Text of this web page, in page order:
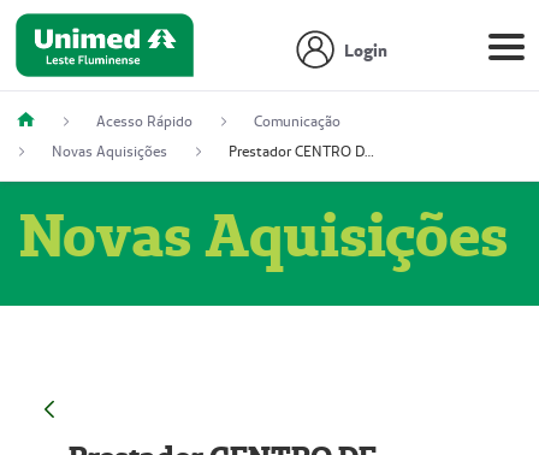
Login
Acesso Rápido
Comunicação
Novas Aquisições
Prestador CENTRO DE ONCOLOGIA
Novas Aquisições